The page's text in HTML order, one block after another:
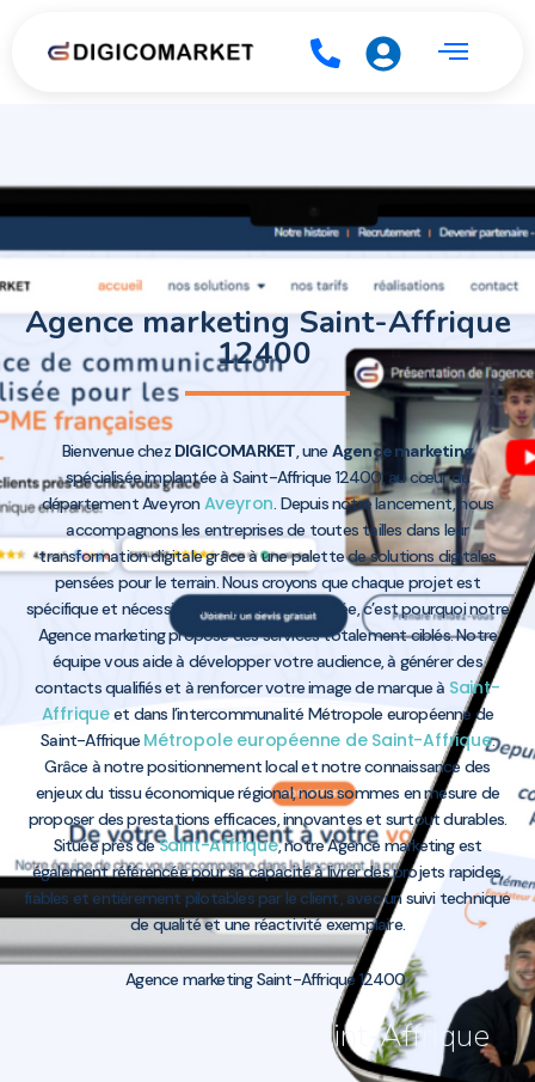
Agence marketing Saint-Affrique
12400
Bienvenue chez DIGICOMARKET , une Agence marketing
spécialisée implantée à Saint-Affrique 12400, au cœur du
département AveyronAveyron . Depuis notre lancement, nous
accompagnons les entreprises de toutes tailles dans leur
transformation digitale grâce à une palette de solutions digitales
pensées pour le terrain. Nous croyons que chaque projet est
spécifique et nécessite une approche adaptée, c’est pourquoi notre
Agence marketing propose des services totalement ciblés. Notre
équipe vous aide à développer votre audience, à générer des
contacts qualifiés et à renforcer votre image de marque à Saint-
Affriqueet dans l’intercommunalité Métropole européenne de
Saint-Affrique Métropole européenne de Saint-Affrique.
Grâce à notre positionnement local et notre connaissance des
enjeux du tissu économique régional, nous sommes en mesure de
proposer des prestations efficaces, innovantes et surtout durables.
Située près deSaint-Affrique, notre Agence marketing est
également référencée pour sa capacité à livrer des projets rapides,
fiables et entièrement pilotables par le client, avec un suivi technique
de qualité et une réactivité exemplaire.
Agence marketing Saint-Affrique 12400
Agence marketing Saint-Affrique